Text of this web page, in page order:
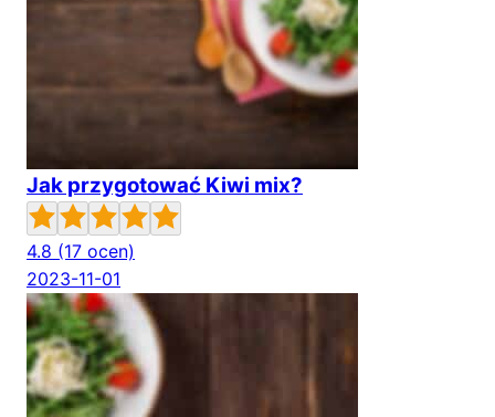
Jak przygotować Kiwi mix?
4.8 (17 ocen)
2023-11-01